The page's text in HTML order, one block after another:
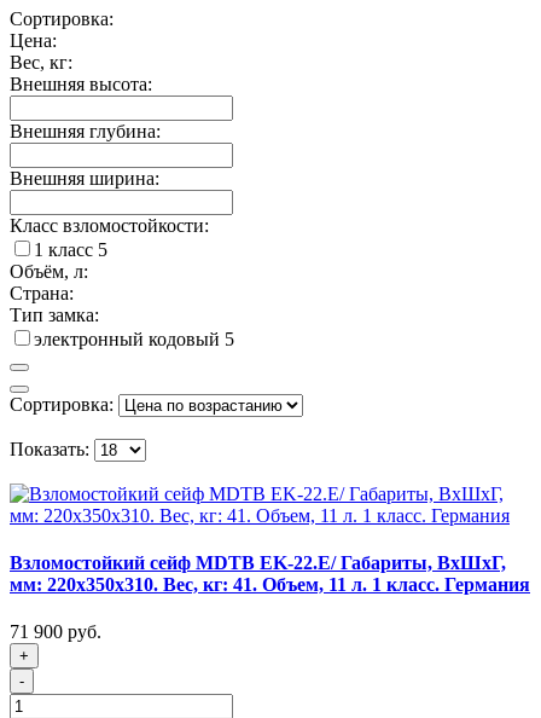
Сортировка:
Цена:
Вес, кг:
Внешняя высота:
Внешняя глубина:
Внешняя ширина:
Класс взломостойкости:
1 класс 5
Объём, л:
Страна:
Тип замка:
электронный кодовый 5
Сортировка:
Показать:
Взломостойкий сейф MDTB EK-22.E/ Габариты, ВxШxГ,
мм: 220х350х310. Вес, кг: 41. Объем, 11 л. 1 класс. Германия
71 900 руб.
+
-